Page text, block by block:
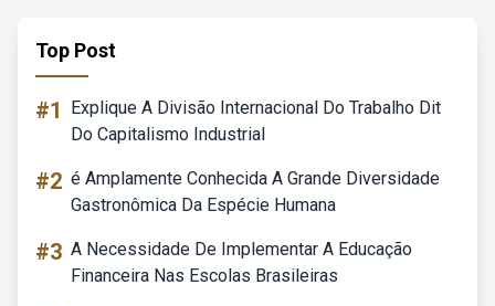
Top Post
#1
Explique A Divisão Internacional Do Trabalho Dit
Do Capitalismo Industrial
#2 é Amplamente Conhecida A Grande Diversidade
Gastronômica Da Espécie Humana
#3 A Necessidade De Implementar A Educação
Financeira Nas Escolas Brasileiras